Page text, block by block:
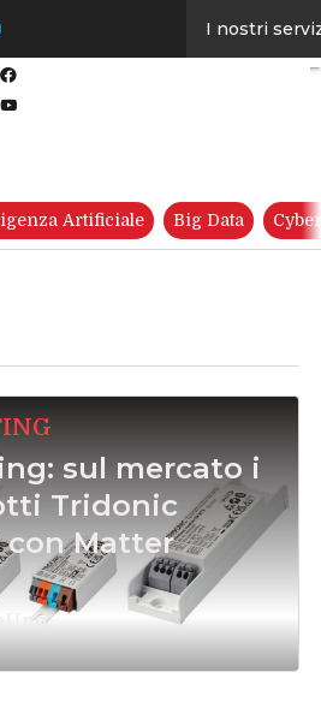
I nostri
Artificiale Big Data
sul mercato i
Tridonic
Matter